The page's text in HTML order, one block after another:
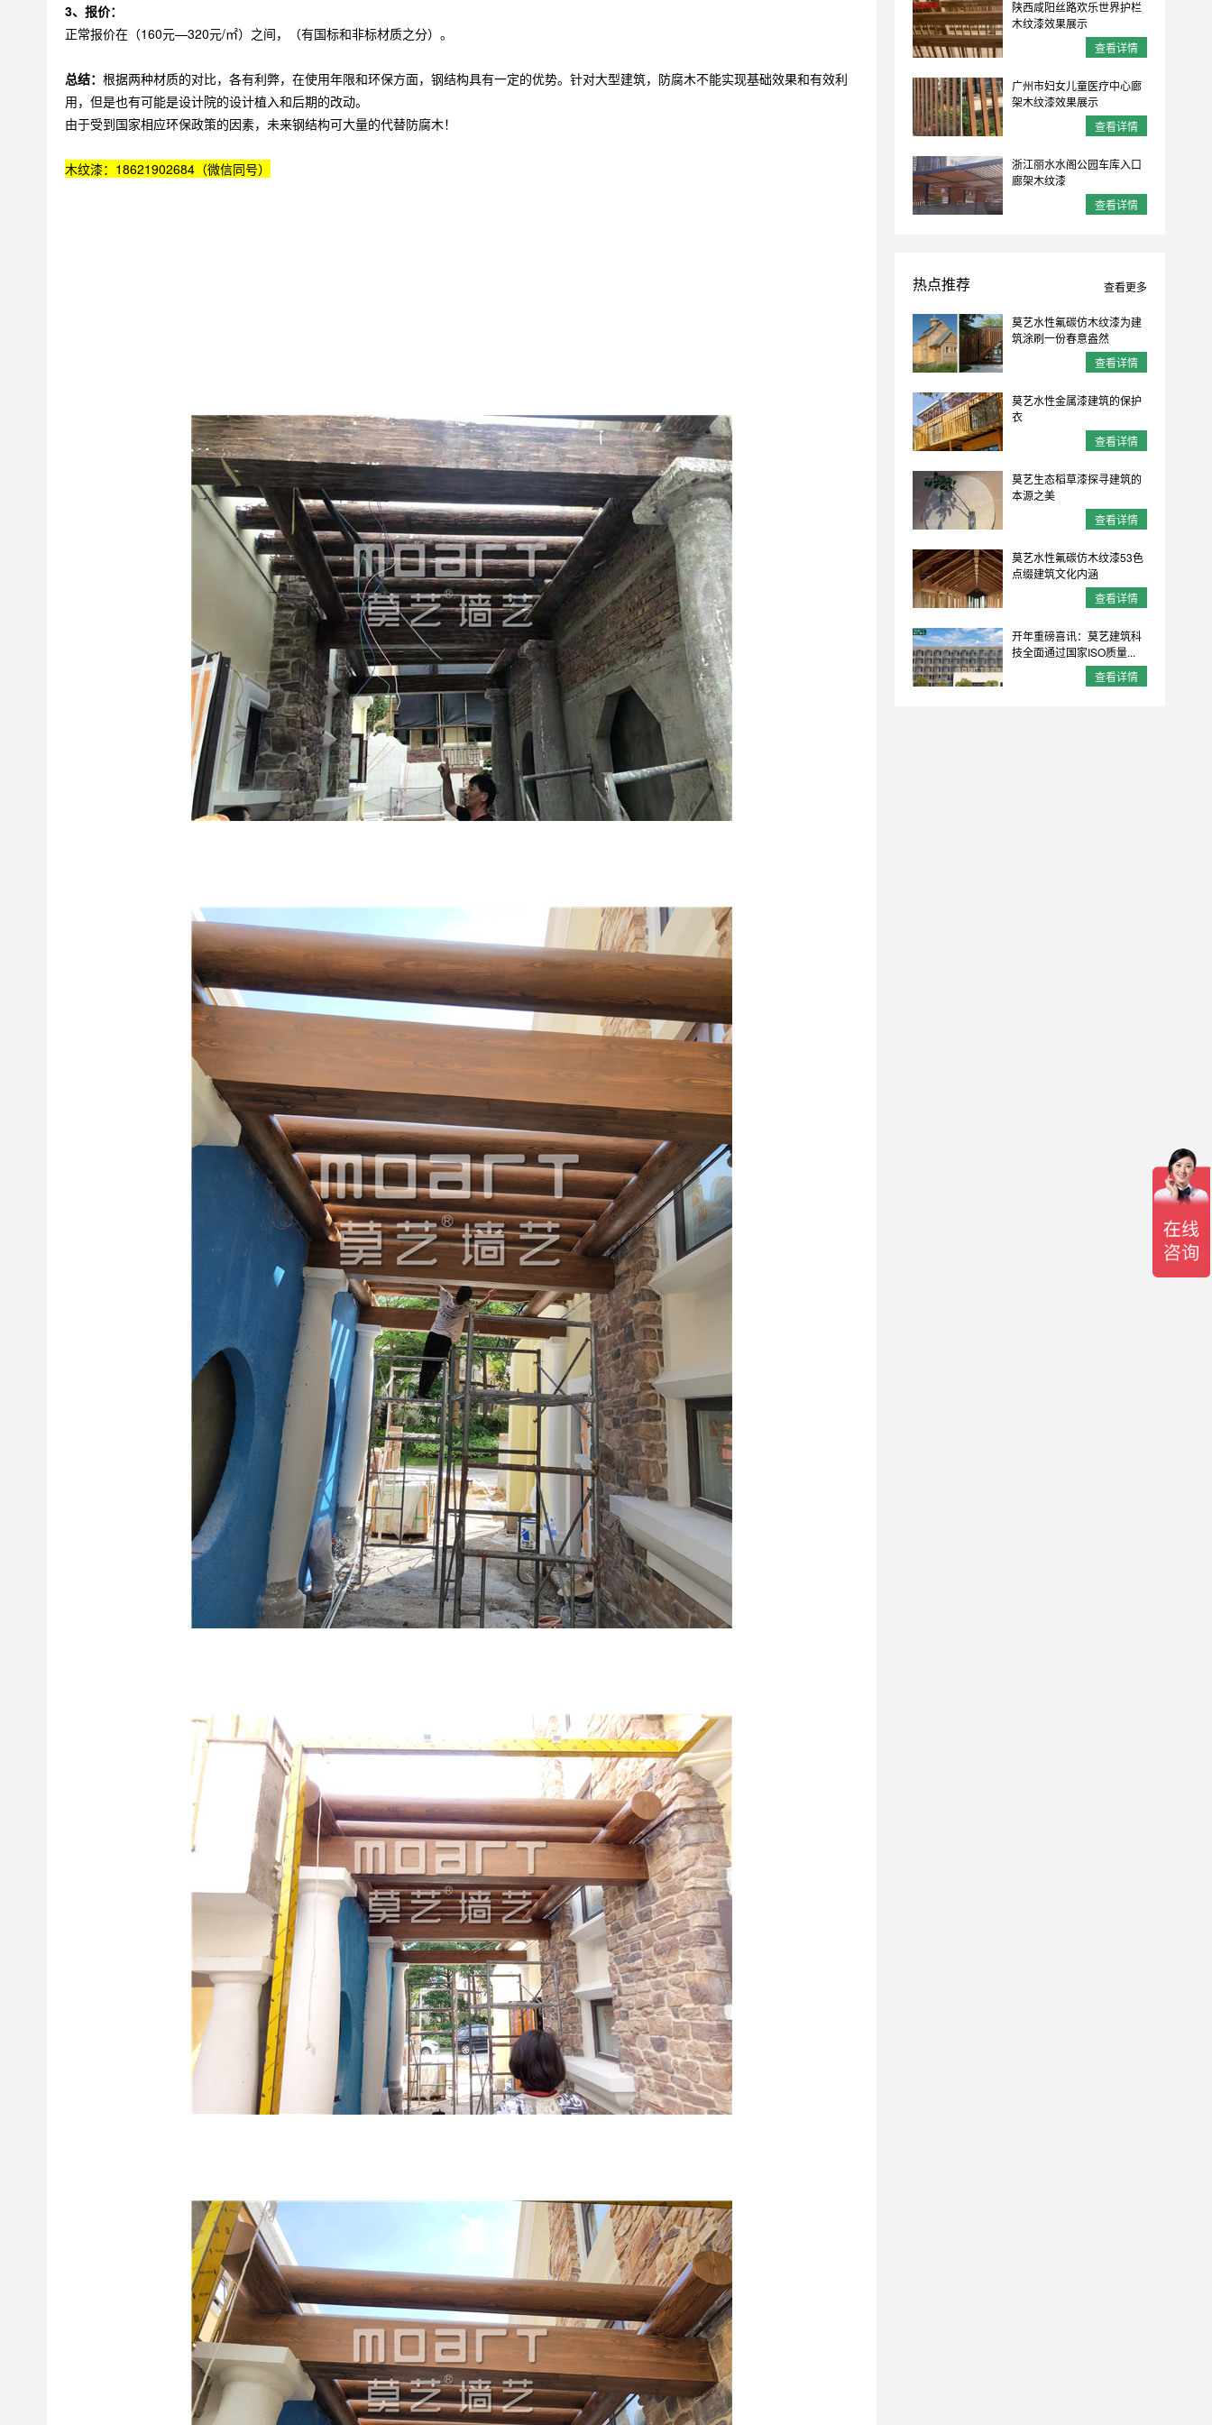
3、报价：
正常报价在（160元—320元/㎡）之间，（有国标和非标材质之分）。
总结： 根据两种材质的对比，各有利弊，在使用年限和环保方面，钢结构具有一定的优势。针对大型建筑，防腐木不能实现基础效果和有效利
用，但是也有可能是设计院的设计植入和后期的改动。
由于受到国家相应环保政策的因素，未来钢结构可大量的代替防腐木！
木纹漆：18621902684（微信同号）
陕西咸阳丝路欢乐世界护栏
木纹漆效果展示
查看详情
广州市妇女儿童医疗中心廊
架木纹漆效果展示
查看详情
浙江丽水水阁公园车库入口
廊架木纹漆
查看详情
热点推荐 查看更多
莫艺水性氟碳仿木纹漆为建
筑涂刷一份春意盎然
查看详情
莫艺水性金属漆建筑的保护
衣
查看详情
莫艺生态稻草漆探寻建筑的
本源之美
查看详情
莫艺水性氟碳仿木纹漆53色
点缀建筑文化内涵
查看详情
开年重磅喜讯：莫艺建筑科
技全面通过国家ISO质量...
查看详情